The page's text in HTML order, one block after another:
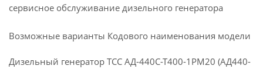
сервисное обслуживание дизельного генератора
Возможные варианты Кодового наименования модели
Дизельный генератор ТСС АД-440С-Т400-1РМ20 (АД440-